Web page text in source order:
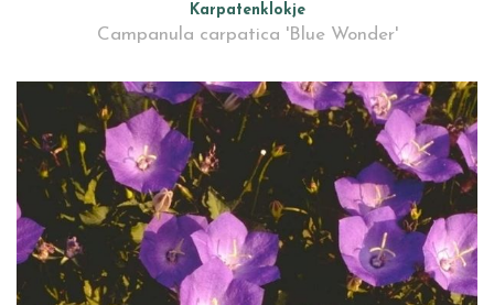
Karpatenklokje
Campanula carpatica 'Blue Wonder'